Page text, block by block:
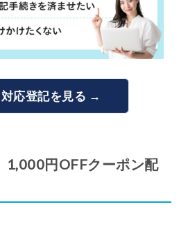
応登記を見る →
1,000円OFFクーポン配